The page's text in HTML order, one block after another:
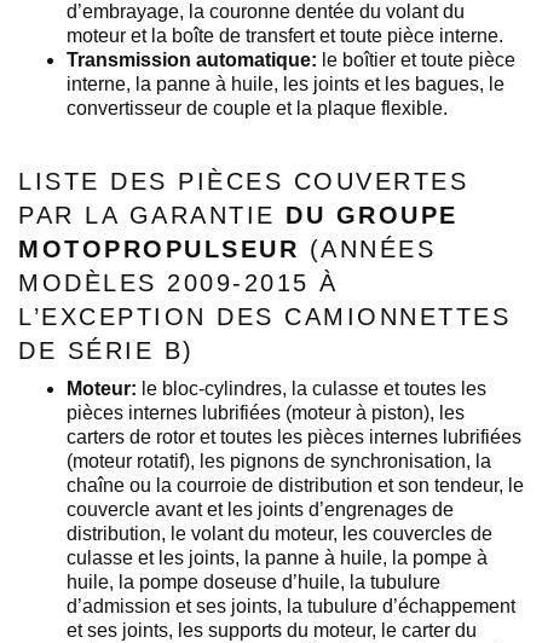
d’embrayage, la couronne dentée du volant du
moteur et la boîte de transfert et toute pièce interne.
Transmission automatique: le boîtier et toute pièce
interne, la panne à huile, les joints et les bagues, le
convertisseur de couple et la plaque flexible.
LISTE DES PIÈCES COUVERTES
PAR LA GARANTIE DU GROUPE
MOTOPROPULSEUR (ANNÉES
MODÈLES 2009-2015 À
L’EXCEPTION DES CAMIONNETTES
DE SÉRIE B)
Moteur: le bloc-cylindres, la culasse et toutes les
pièces internes lubrifiées (moteur à piston), les
carters de rotor et toutes les pièces internes lubrifiées
(moteur rotatif), les pignons de synchronisation, la
chaîne ou la courroie de distribution et son tendeur, le
couvercle avant et les joints d’engrenages de
distribution, le volant du moteur, les couvercles de
culasse et les joints, la panne à huile, la pompe à
huile, la pompe doseuse d’huile, la tubulure
d’admission et ses joints, la tubulure d’échappement
et ses joints, les supports du moteur, le carter du